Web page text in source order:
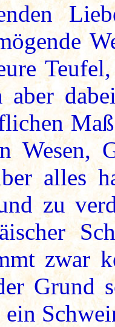
aber
Wesen,
alles
zu
zwar
Grund
ein